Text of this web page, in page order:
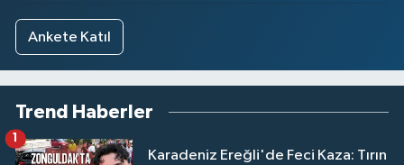
Ankete Katıl
Trend Haberler
Karadeniz Ereğli'de Feci Kaza: Tırın
1